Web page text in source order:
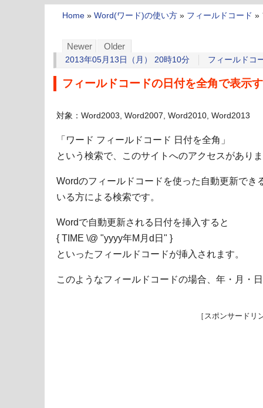
Home » Word(ワード)の使い方 » フィールドコード »
Newer Older
2013年05月13日（月） 20時10分 フィールドコ
フィールドコードの日付を全角で表示
対象：Word2003, Word2007, Word2010, Word2013
「ワード フィールドコード 日付を全角」
という検索で、このサイトへのアクセスがあり
Wordのフィールドコードを使った自動更新でき
いる方による検索です。
Wordで自動更新される日付を挿入すると
{ TIME \@ "yyyy年M月d日" }
といったフィールドコードが挿入されます。
このようなフィールドコードの場合、年・月・
［スポンサードリ